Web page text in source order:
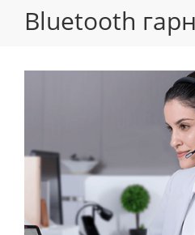
Bluetooth